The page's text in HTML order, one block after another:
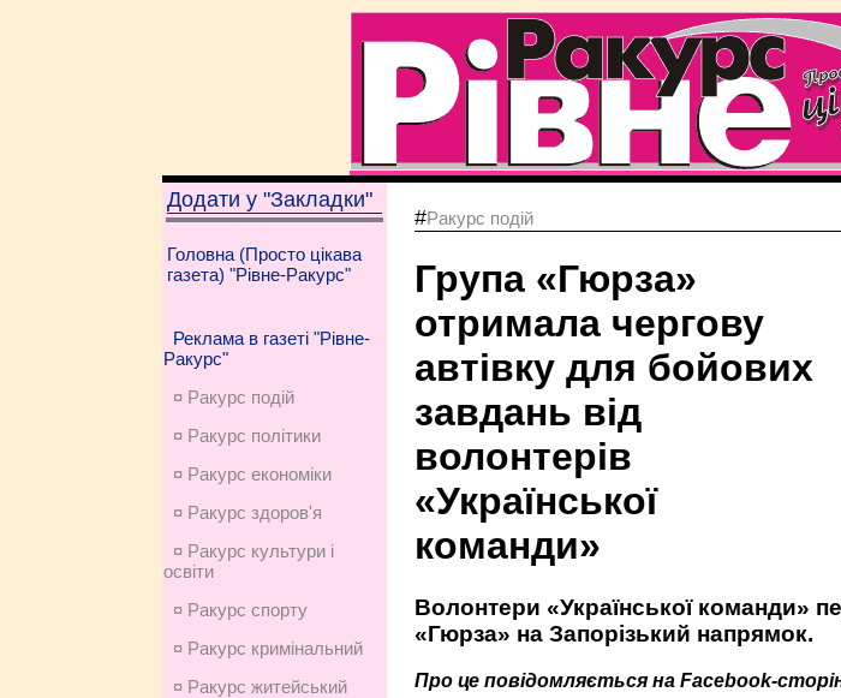
Додати у "Закладки"
Головна (Просто цікава
газета) "Рівне-Ракурс"
Реклама в газеті "Рівне-
Ракурс"
¤ Ракурс подій
¤ Ракурс політики
¤ Ракурс економiки
¤ Ракурс здоров'я
¤ Ракурс культури і
освіти
¤ Ракурс спорту
¤ Ракурс кримінальний
¤ Ракурс житейський
#Ракурс подій
Група «Гюрза»
отримала чергову
автівку для бойових
завдань від
волонтерів
«Української
команди»
Волонтери «Української команди»
«Гюрза» на Запорізький напрямок.
Про це повідомляється на Facebook-